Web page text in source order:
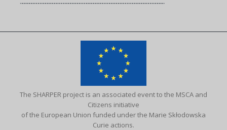
The SHARPER project is an associated event to the MSCA and
Citizens initiative
of the European Union funded under the Marie Skłodowska
Curie actions.